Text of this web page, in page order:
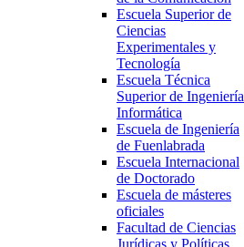
Escuela Superior de
Ciencias
Experimentales y
Tecnología
Escuela Técnica
Superior de Ingeniería
Informática
Escuela de Ingeniería
de Fuenlabrada
Escuela Internacional
de Doctorado
Escuela de másteres
oficiales
Facultad de Ciencias
Jurídicas y Políticas